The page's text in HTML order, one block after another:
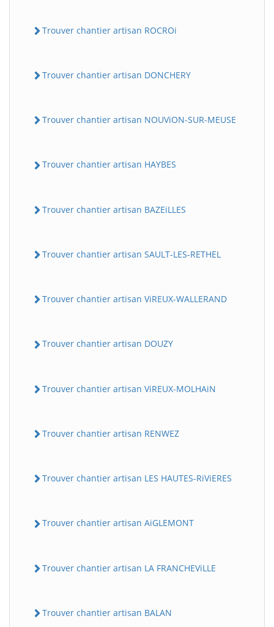
Trouver chantier artisan ROCROi
Trouver chantier artisan DONCHERY
Trouver chantier artisan NOUViON-SUR-MEUSE
Trouver chantier artisan HAYBES
Trouver chantier artisan BAZEiLLES
Trouver chantier artisan SAULT-LES-RETHEL
Trouver chantier artisan ViREUX-WALLERAND
Trouver chantier artisan DOUZY
Trouver chantier artisan ViREUX-MOLHAiN
Trouver chantier artisan RENWEZ
Trouver chantier artisan LES HAUTES-RiViERES
Trouver chantier artisan AiGLEMONT
Trouver chantier artisan LA FRANCHEViLLE
Trouver chantier artisan BALAN